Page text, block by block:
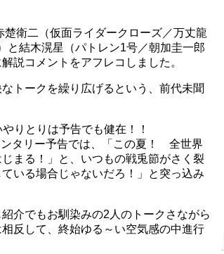
衛二（仮面ライダークローズ／万丈龍
と結木滉星（パトレン1号／朝加圭一郎
説コメントをアフレコしました。
トークを繰り広げるという、前代未聞
りとりは予告でも健在！！
ンタリー予告では、「この夏！ 全世界
まる！」と、いつもの戦兎節がさく裂
いる場合じゃないだろ！」と突っ込み
介でもお馴染みの2人のトークさながら
反して、終始ゆる～い空気感の中進行